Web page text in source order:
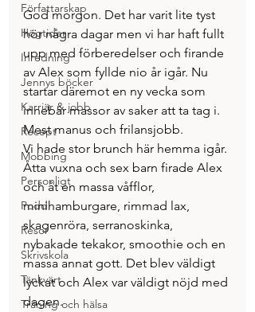
Författarskap
Högtider
Inredning
Jennys böcker
Karriär & jobb
Recept
Mobbing
Personligt
Podd
Resor
Skrivskola
Tänkvärt
Träning och hälsa
God morgon. Det har varit lite tyst
hör några dagar men vi har haft fullt
upp med förberedelser och firande
av Alex som fyllde nio år igår. Nu
startar däremot en ny vecka som
innebär massor av saker att ta tag i.
Mest manus och frilansjobb.
Vi hade stor brunch här hemma igår.
Åtta vuxna och sex barn firade Alex
och åt en massa våfflor,
minihamburgare, rimmad lax,
skagenröra, serranoskinka,
nybakade tekakor, smoothie och en
massa annat gott. Det blev väldigt
lyckat och Alex var väldigt nöjd med
dagen.